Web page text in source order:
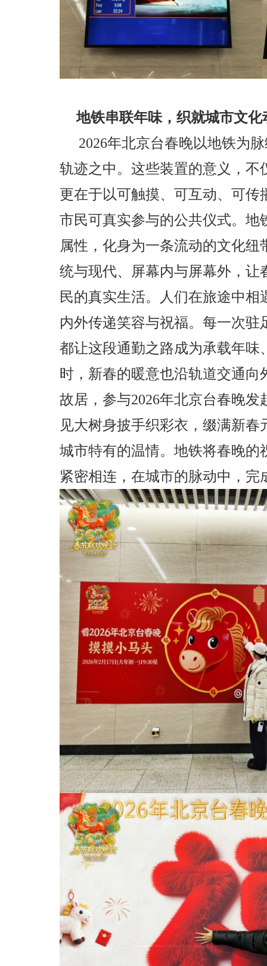
地铁串联年味，织就城市文化
2026年北京台春晚以地铁为
轨迹之中。这些装置的意义，
更在于以可触摸、可互动、可
市民可真实参与的公共仪式。
属性，化身为一条流动的文化
统与现代、屏幕内与屏幕外，
民的真实生活。人们在旅途中
内外传递笑容与祝福。每一次
都让这段通勤之路成为承载年
时，新春的暖意也沿轨道交通
故居，参与2026年北京台春晚发
见大树身披手织彩衣，缀满新
城市特有的温情。地铁将春晚
紧密相连，在城市的脉动中，